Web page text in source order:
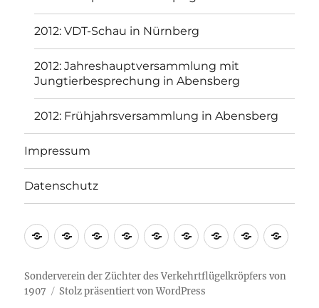
2012: VDT-Schau in Nürnberg
2012: Jahreshauptversammlung mit
Jungtierbesprechung in Abensberg
2012: Frühjahrsversammlung in Abensberg
Impressum
Datenschutz
Sonderverein der Züchter des Verkehrtflügelkröpfers von
1907
Stolz präsentiert von WordPress